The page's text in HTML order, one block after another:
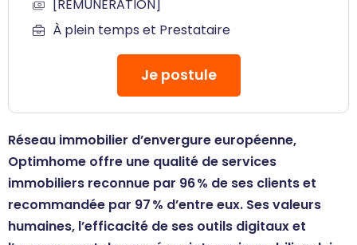
[REMUNERATION]
À plein temps et Prestataire
Je postule
Réseau immobilier d’envergure européenne,
Optimhome offre une qualité de services
immobiliers reconnue par 96 % de ses clients et
recommandée par 97 % d’entre eux. Ses valeurs
humaines, l’efficacité de ses outils digitaux et